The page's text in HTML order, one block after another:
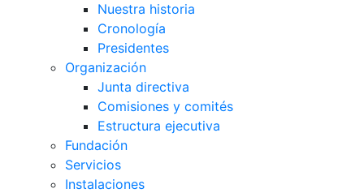
Nuestra historia
Cronología
Presidentes
Organización
Junta directiva
Comisiones y comités
Estructura ejecutiva
Fundación
Servicios
Instalaciones